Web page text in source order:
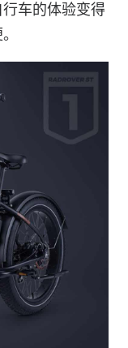
车的体验变得